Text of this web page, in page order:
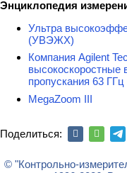
Энциклопедия
Ультра
(УВЭЖХ)
Компания Agilent
высокоскоростные
пропускания 63 ГГц
MegaZoom III
Поделиться:
© "Контрольно-